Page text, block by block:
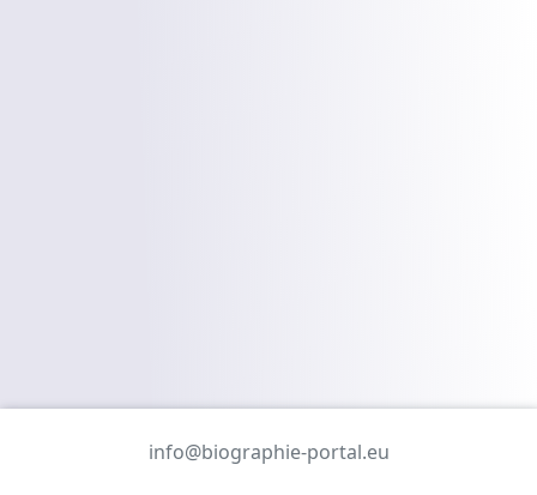
info@biographie-portal.eu